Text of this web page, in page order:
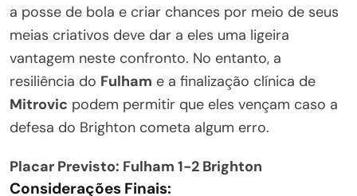
a posse de bola e criar chances por meio de seus
meias criativos deve dar a eles uma ligeira
vantagem neste confronto. No entanto, a
resiliência do Fulham e a finalização clínica de
Mitrovic podem permitir que eles vençam caso a
defesa do Brighton cometa algum erro.
Placar Previsto: Fulham 1-2 Brighton
Considerações Finais: